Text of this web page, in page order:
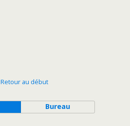
Retour au début
Bureau